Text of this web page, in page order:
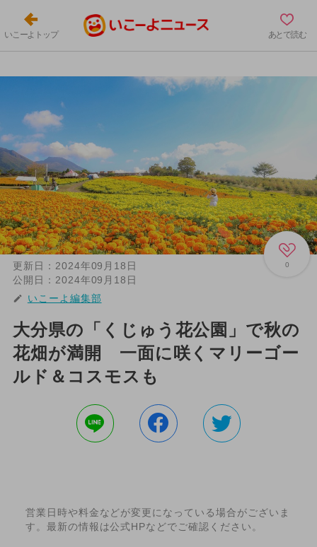
いこーよトップ あとで読む
0
更新日： 2024年09月18日
公開日： 2024年09月18日
いこーよ編集部
大分県の「くじゅう花公園」で秋の
花畑が満開 一面に咲くマリーゴー
ルド＆コスモスも
営業日時や料金などが変更になっている場合がございま
す。最新の情報は公式HPなどでご確認ください。